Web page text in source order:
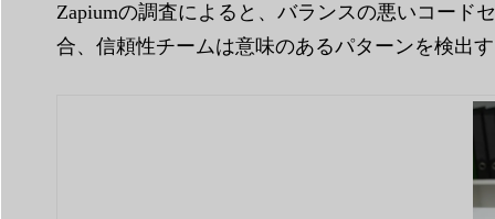
Zapiumの調査によると、バランスの悪いコード
合、信頼性チームは意味のあるパターンを検出